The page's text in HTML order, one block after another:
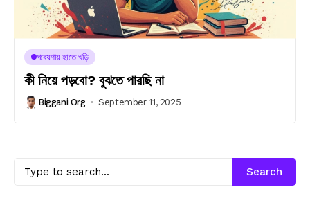
গবেষণায় হাতে খড়ি
কী নিয়ে পড়বো? বুঝতে পারছি না
Biggani Org September 11, 2025
Search